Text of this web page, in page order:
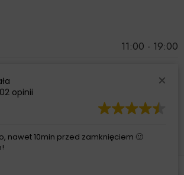
11:00 - 19:00
opinii
nawet 10min przed zamknięciem 🙂